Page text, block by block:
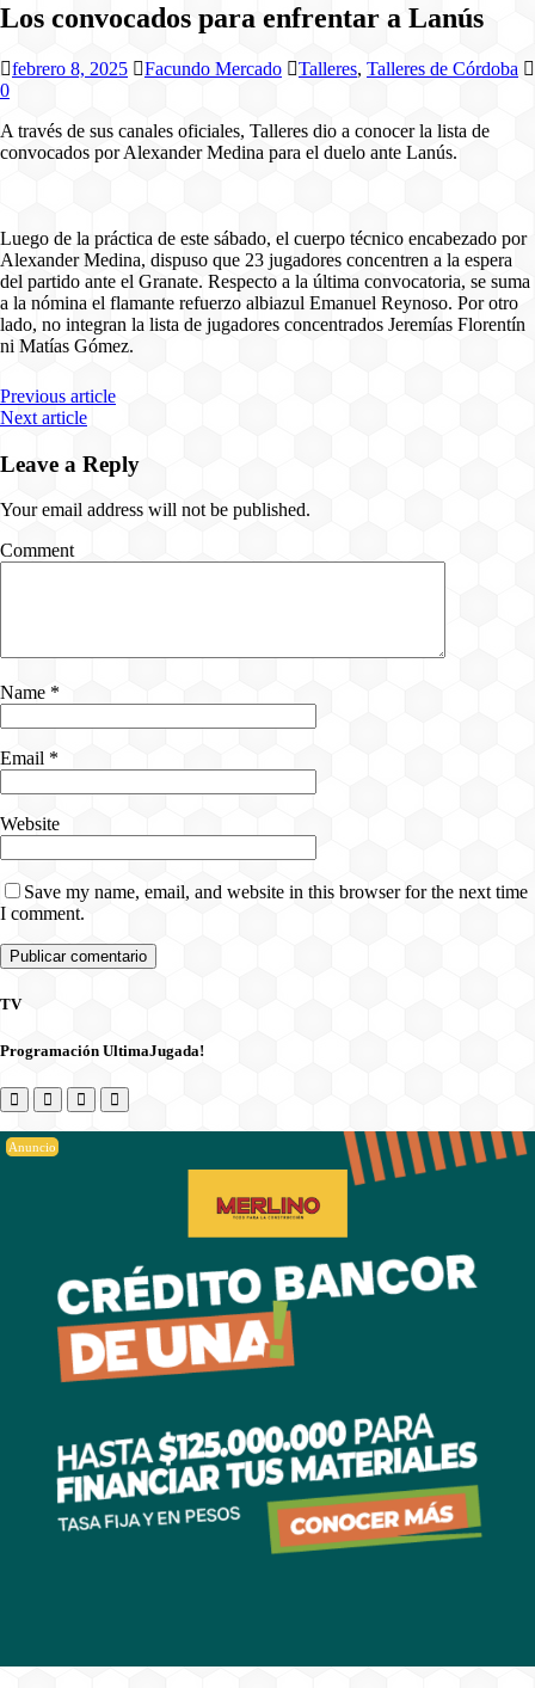
Los convocados para enfrentar a Lanús
febrero 8, 2025 Facundo Mercado Talleres, Talleres de Córdoba
0
A través de sus canales oficiales, Talleres dio a conocer la lista de
convocados por Alexander Medina para el duelo ante Lanús.
Luego de la práctica de este sábado, el cuerpo técnico encabezado por
Alexander Medina, dispuso que 23 jugadores concentren a la espera
del partido ante el Granate. Respecto a la última convocatoria, se suma
a la nómina el flamante refuerzo albiazul Emanuel Reynoso. Por otro
lado, no integran la lista de jugadores concentrados Jeremías Florentín
ni Matías Gómez.
Previous article
Next article
Leave a Reply
Your email address will not be published.
Comment
Name *
Email *
Website
Save my name, email, and website in this browser for the next time
I comment.
TV
Programación UltimaJugada!
Anuncio